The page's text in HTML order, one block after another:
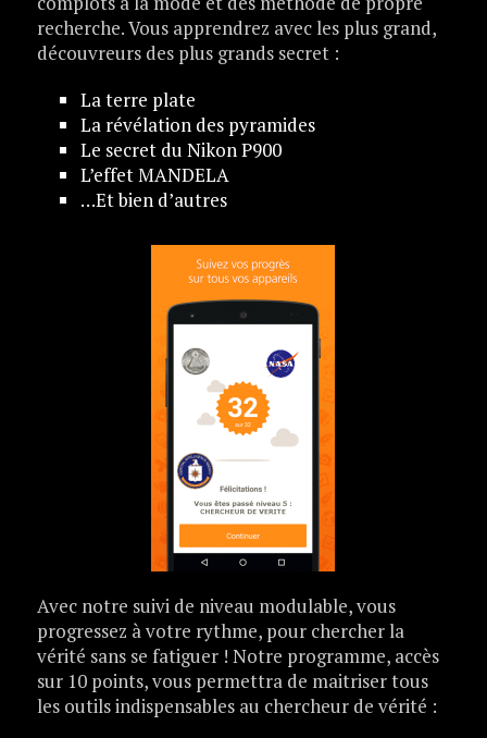
recherche. Vous apprendrez avec les plus grand,
découvreurs des plus grands secret :
La terre plate
La révélation des pyramides
Le secret du Nikon P900
L’effet MANDELA
…Et bien d’autres
Avec notre suivi de niveau modulable, vous
progressez à votre rythme, pour chercher la
vérité sans se fatiguer ! Notre programme, accès
sur 10 points, vous permettra de maitriser tous
les outils indispensables au chercheur de vérité :